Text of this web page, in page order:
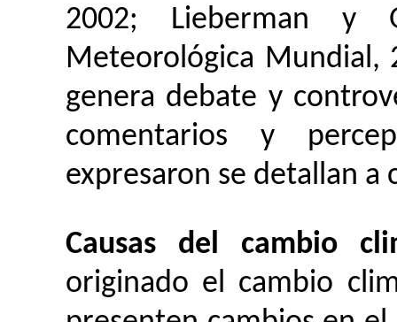
2002; Lieberman y
Meteorológica Mundial,
genera debate y
comentarios y
expresaron se detallan a
Causas del cambio
originado el cambio